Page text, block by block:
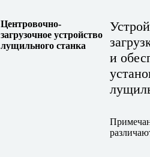
Центровочно-
загрузочное устройство
лущильного станка
и